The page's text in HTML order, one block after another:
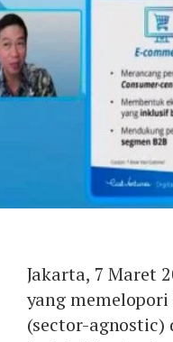
Jakarta, 7 Maret
yang
(sector-